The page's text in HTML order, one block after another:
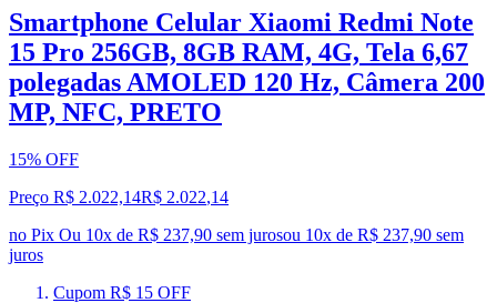
Smartphone Celular Xiaomi Redmi Note
15 Pro 256GB, 8GB RAM, 4G, Tela 6,67
polegadas AMOLED 120 Hz, Câmera 200
MP, NFC, PRETO
15% OFF
Preço R$ 2.022,14R$ 2.022,14
no Pix Ou 10x de R$ 237,90 sem jurosou 10x de R$ 237,90 sem
juros
Cupom R$ 15 OFF